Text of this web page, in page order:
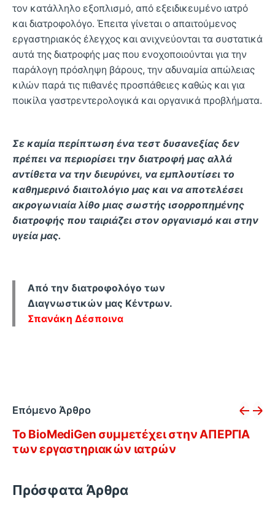
τον κατάλληλο εξοπλισμό, από εξειδικευμένο ιατρό
και διατροφολόγο. Έπειτα γίνεται ο απαιτούμενος
εργαστηριακός έλεγχος και ανιχνεύονται τα συστατικά
αυτά της διατροφής μας που ενοχοποιούνται για την
παράλογη πρόσληψη βάρους, την αδυναμία απώλειας
κιλών παρά τις πιθανές προσπάθειες καθώς και για
ποικίλα γαστρεντερολογικά και οργανικά προβλήματα.
Σε καμία περίπτωση ένα τεστ δυσανεξίας δεν
πρέπει να περιορίσει την διατροφή μας αλλά
αντίθετα να την διευρύνει, να εμπλουτίσει το
καθημερινό διαιτολόγιο μας και να αποτελέσει
ακρογωνιαία λίθο μιας σωστής ισορροπημένης
διατροφής που ταιριάζει στον οργανισμό και στην
υγεία μας.
Από την διατροφολόγο των
Διαγνωστικών μας Κέντρων.
Σπανάκη Δέσποινα
Επόμενο Άρθρο
Το BioMediGen συμμετέχει στην ΑΠΕΡΓΙΑ
των εργαστηριακών ιατρών
Πρόσφατα Άρθρα